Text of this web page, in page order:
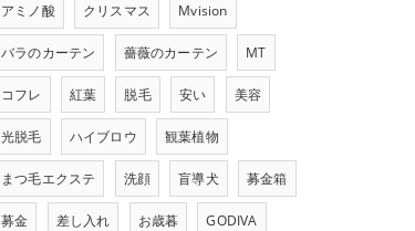
アミノ酸 クリスマス Mvision
バラのカーテン 薔薇のカーテン MT
コフレ 紅葉 脱毛 安い 美容
光脱毛 ハイブロウ 観葉植物
まつ毛エクステ 洗顔 盲導犬 募金箱
募金 差し入れ お歳暮 GODIVA